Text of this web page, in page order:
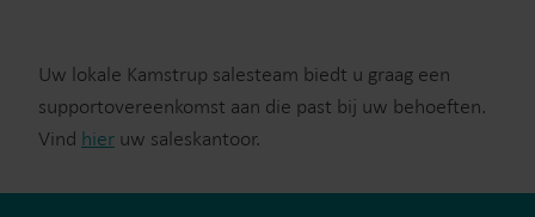
Uw lokale Kamstrup salesteam biedt u graag een
supportovereenkomst aan die past bij uw behoeften.
Vind hier uw saleskantoor.